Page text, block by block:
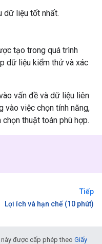
dữ liệu tốt nhất.
tạo trong quá trình
dữ liệu kiểm thử và xác
vấn đề và dữ liệu liên
vào việc chọn tính năng,
thuật toán phù hợp.
Tiếp
Lợi ích và hạn chế (10 phút)
được cấp phép theo Giấy